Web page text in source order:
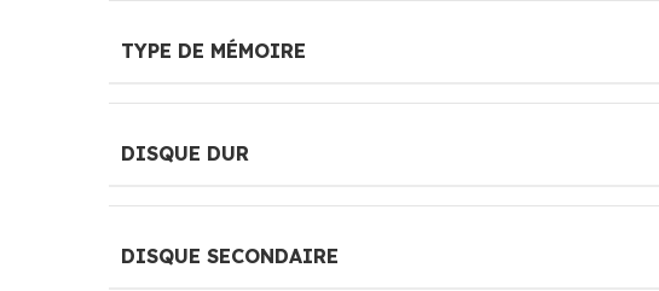
TYPE DE MÉMOIRE
DISQUE DUR
DISQUE SECONDAIRE